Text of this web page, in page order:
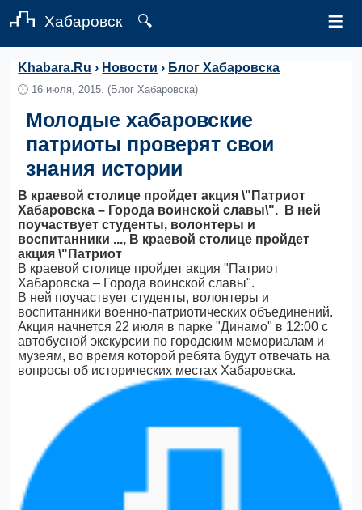
Хабаровск 🔍 ≡
Khabara.Ru › Новости › Блог Хабаровска
🕛 16 июля, 2015. (Блог Хабаровска)
Молодые хабаровские
патриоты проверят свои
знания истории
В краевой столице пройдет акция \"Патриот
Хабаровска – Города воинской славы\". В ней
поучаствует студенты, волонтеры и
воспитанники ..., В краевой столице пройдет
акция \"Патриот
В краевой столице пройдет акция "Патриот
Хабаровска – Города воинской славы".
В ней поучаствует студенты, волонтеры и
воспитанники военно-патриотических объединений.
Акция начнется 22 июля в парке "Динамо" в 12:00 с
автобусной экскурсии по городским мемориалам и
музеям, во время которой ребята будут отвечать на
вопросы об исторических местах Хабаровска.